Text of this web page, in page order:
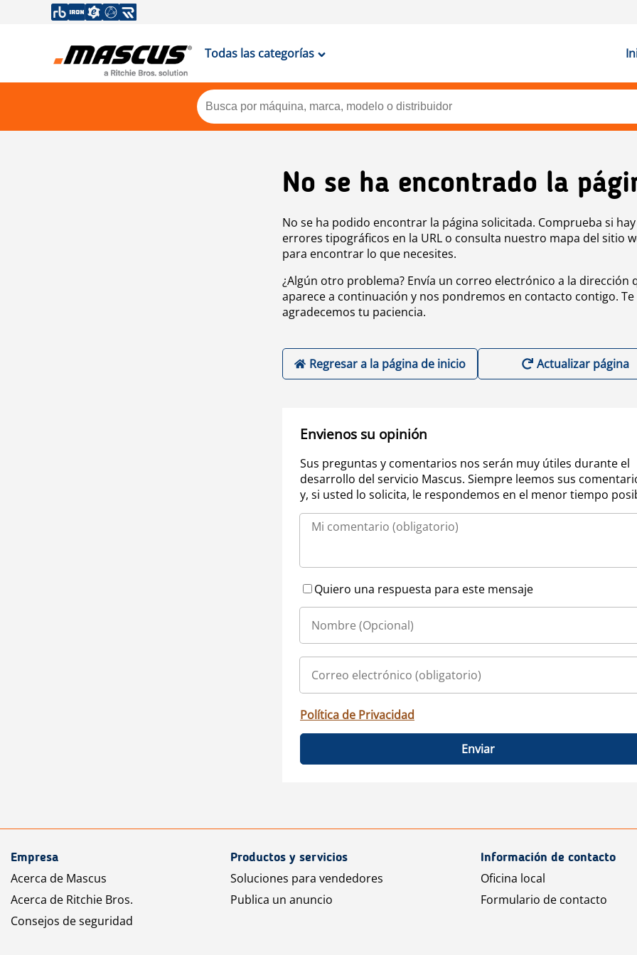
Todas las categorías
No se ha encontrado la
No se ha podido encontrar la página solicitada. Comprueba si hay
errores tipográficos en la URL o consulta nuestro mapa del sitio
para encontrar lo que necesites.
¿Algún otro problema? Envía un correo electrónico a la dirección
aparece a continuación y nos pondremos en contacto contigo. Te
agradecemos tu paciencia.
Regresar a la página de inicio Actualizar página
Envienos su opinión
Sus preguntas y comentarios nos serán muy útiles durante el
desarrollo del servicio Mascus. Siempre leemos sus
y, si usted lo solicita, le respondemos en el menor tiempo
Quiero una respuesta para este mensaje
Política de Privacidad
Enviar
Empresa
Acerca de Mascus
Acerca de Ritchie Bros.
Consejos de seguridad
Productos y servicios
Soluciones para vendedores
Publica un anuncio
Información de contacto
Oficina local
Formulario de contacto